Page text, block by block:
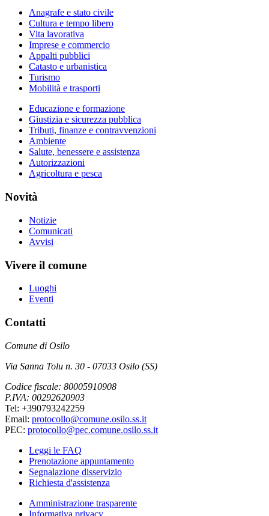
Anagrafe e stato civile
Cultura e tempo libero
Vita lavorativa
Imprese e commercio
Appalti pubblici
Catasto e urbanistica
Turismo
Mobilità e trasporti
Educazione e formazione
Giustizia e sicurezza pubblica
Tributi, finanze e contravvenzioni
Ambiente
Salute, benessere e assistenza
Autorizzazioni
Agricoltura e pesca
Novità
Notizie
Comunicati
Avvisi
Vivere il comune
Luoghi
Eventi
Contatti
Comune di Osilo
Via Sanna Tolu n. 30 - 07033 Osilo (SS)
Codice fiscale: 80005910908
P.IVA: 00292620903
Tel: +390793242259
Email: protocollo@comune.osilo.ss.it
PEC: protocollo@pec.comune.osilo.ss.it
Leggi le FAQ
Prenotazione appuntamento
Segnalazione disservizio
Richiesta d'assistenza
Amministrazione trasparente
Informativa privacy